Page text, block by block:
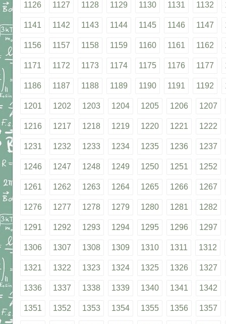
1126 1127 1128 1129 1130 1131 1132
1141 1142 1143 1144 1145 1146 1147
1156 1157 1158 1159 1160 1161 1162
1171 1172 1173 1174 1175 1176 1177
1186 1187 1188 1189 1190 1191 1192
1201 1202 1203 1204 1205 1206 1207
1216 1217 1218 1219 1220 1221 1222
1231 1232 1233 1234 1235 1236 1237
1246 1247 1248 1249 1250 1251 1252
1261 1262 1263 1264 1265 1266 1267
1276 1277 1278 1279 1280 1281 1282
1291 1292 1293 1294 1295 1296 1297
1306 1307 1308 1309 1310 1311 1312
1321 1322 1323 1324 1325 1326 1327
1336 1337 1338 1339 1340 1341 1342
1351 1352 1353 1354 1355 1356 1357